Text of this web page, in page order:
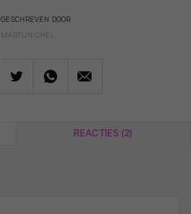
GESCHREVEN DOOR
MARTIJN CHEL
REACTIES (2)